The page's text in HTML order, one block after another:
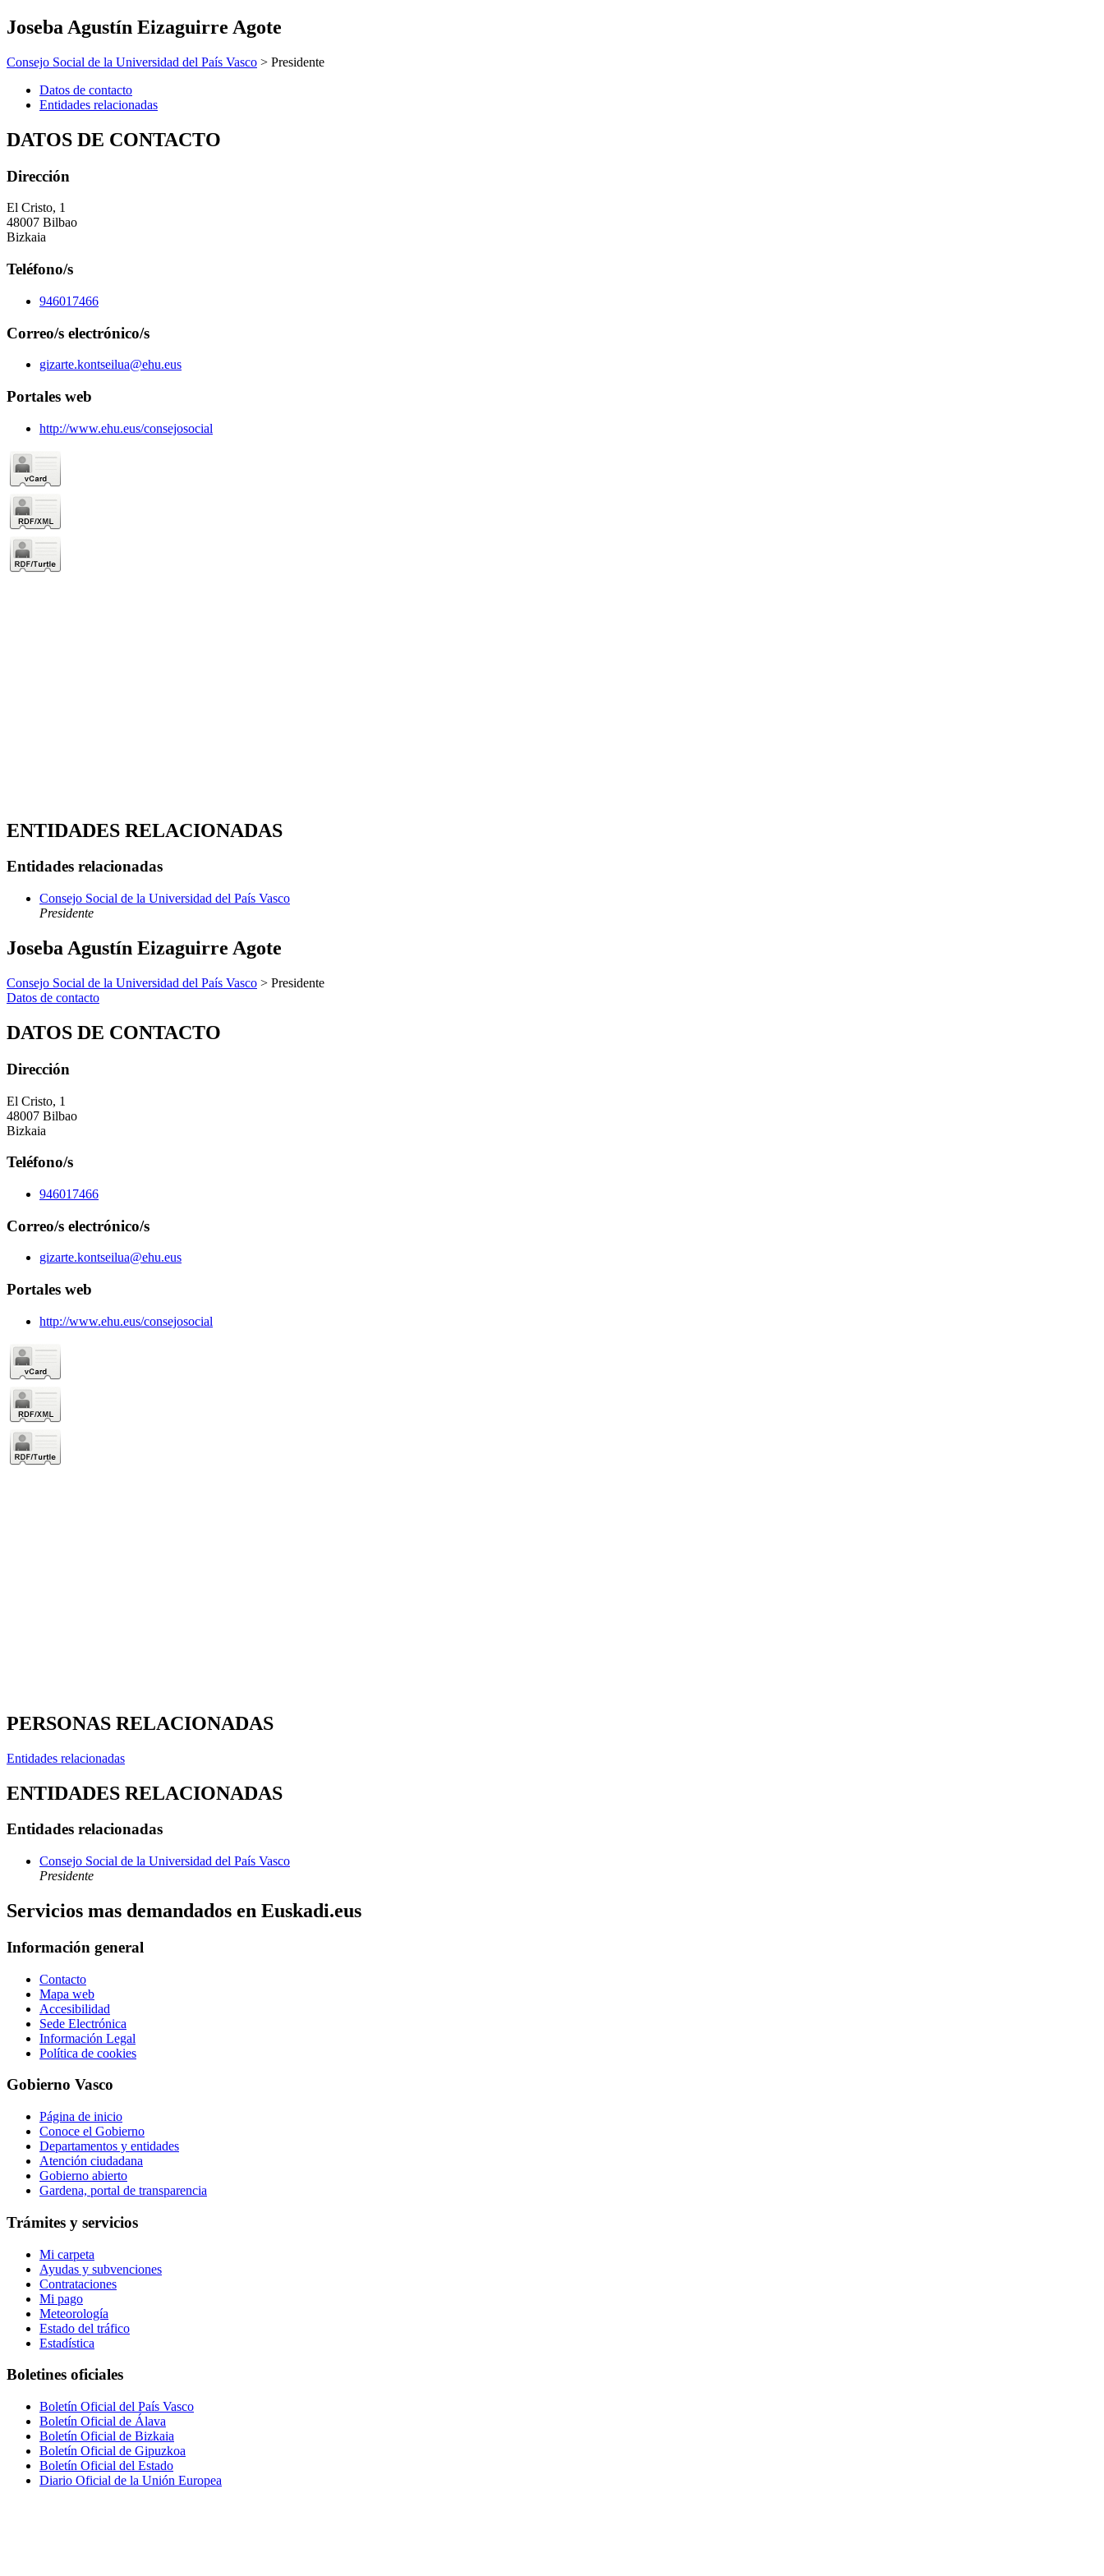
Joseba Agustín Eizaguirre Agote
Consejo Social de la Universidad del País Vasco > Presidente
Datos de contacto
Entidades relacionadas
DATOS DE CONTACTO
Dirección
El Cristo, 1
48007 Bilbao
Bizkaia
Teléfono/s
946017466
Correo/s electrónico/s
gizarte.kontseilua@ehu.eus
Portales web
http://www.ehu.eus/consejosocial
ENTIDADES RELACIONADAS
Entidades relacionadas
Consejo Social de la Universidad del País Vasco
Presidente
Joseba Agustín Eizaguirre Agote
Consejo Social de la Universidad del País Vasco > Presidente
Datos de contacto
DATOS DE CONTACTO
Dirección
El Cristo, 1
48007 Bilbao
Bizkaia
Teléfono/s
946017466
Correo/s electrónico/s
gizarte.kontseilua@ehu.eus
Portales web
http://www.ehu.eus/consejosocial
PERSONAS RELACIONADAS
Entidades relacionadas
ENTIDADES RELACIONADAS
Entidades relacionadas
Consejo Social de la Universidad del País Vasco
Presidente
Servicios mas demandados en Euskadi.eus
Información general
Contacto
Mapa web
Accesibilidad
Sede Electrónica
Información Legal
Política de cookies
Gobierno Vasco
Página de inicio
Conoce el Gobierno
Departamentos y entidades
Atención ciudadana
Gobierno abierto
Gardena, portal de transparencia
Trámites y servicios
Mi carpeta
Ayudas y subvenciones
Contrataciones
Mi pago
Meteorología
Estado del tráfico
Estadística
Boletines oficiales
Boletín Oficial del País Vasco
Boletín Oficial de Álava
Boletín Oficial de Bizkaia
Boletín Oficial de Gipuzkoa
Boletín Oficial del Estado
Diario Oficial de la Unión Europea